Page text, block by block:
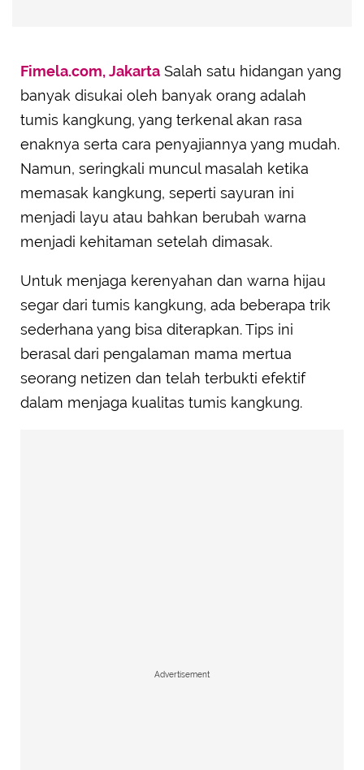
Fimela.com, Jakarta Salah satu hidangan yang
banyak disukai oleh banyak orang adalah
tumis kangkung, yang terkenal akan rasa
enaknya serta cara penyajiannya yang mudah.
Namun, seringkali muncul masalah ketika
memasak kangkung, seperti sayuran ini
menjadi layu atau bahkan berubah warna
menjadi kehitaman setelah dimasak.
Untuk menjaga kerenyahan dan warna hijau
segar dari tumis kangkung, ada beberapa trik
sederhana yang bisa diterapkan. Tips ini
berasal dari pengalaman mama mertua
seorang netizen dan telah terbukti efektif
dalam menjaga kualitas tumis kangkung.
Advertisement